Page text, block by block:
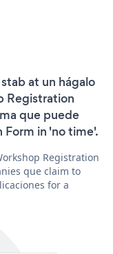
at un hágalo
Registration
que puede
in 'no time'.
Registration
que claim to
for a